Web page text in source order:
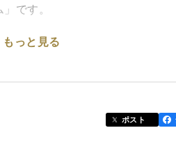
です。
芳醇な熟成香漂う本格生ハムに
もっと見る
ポスト